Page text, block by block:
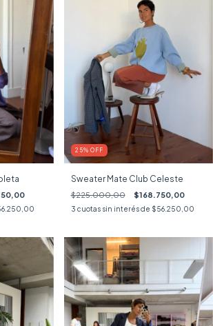
25% OFF
Sweater Mate Club Celeste
$225.000,00 $168.750,00
3 cuotas sin interés de $56.250,00